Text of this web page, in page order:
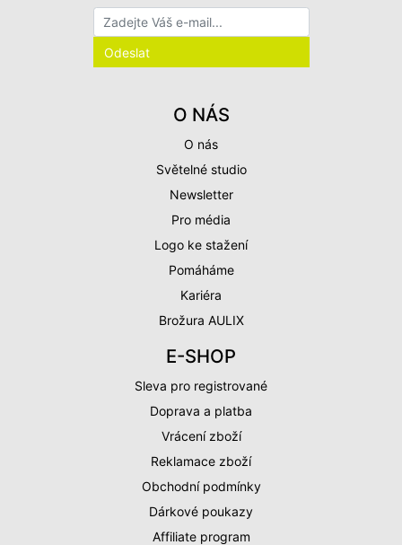
O NÁS
O nás
Světelné studio
Newsletter
Pro média
Logo ke stažení
Pomáháme
Kariéra
Brožura AULIX
E-SHOP
Sleva pro registrované
Doprava a platba
Vrácení zboží
Reklamace zboží
Obchodní podmínky
Dárkové poukazy
Affiliate program